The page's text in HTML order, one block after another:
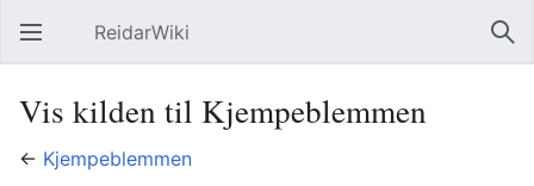
Åpne hovedmenyen ReidarWiki Søk
Vis kilden til Kjempeblemmen
← Kjempeblemmen